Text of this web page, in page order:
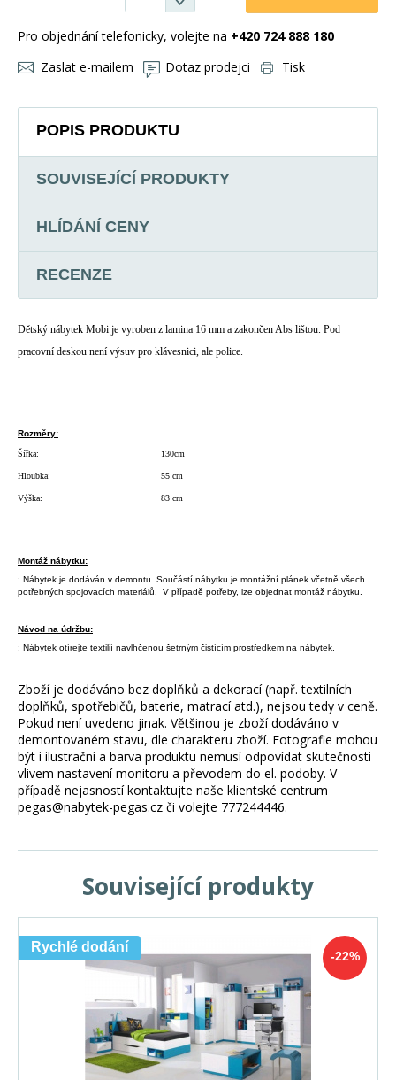
Pro objednání telefonicky, volejte na +420 724 888 180
Zaslat e-mailem
Dotaz prodejci Tisk
POPIS PRODUKTU
SOUVISEJÍCÍ PRODUKTY
HLÍDÁNÍ CENY
RECENZE
Dětský nábytek Mobi je vyroben z lamina 16 mm a zakončen Abs lištou. Pod
pracovní deskou není výsuv pro klávesnici, ale police.
Rozměry:
Šířka: 130cm
Hloubka: 55 cm
Výška: 83 cm
Montáž nábytku:
: Nábytek je dodáván v demontu. Součástí nábytku je montážní plánek včetně všech
potřebných spojovacích materiálů. V případě potřeby, lze objednat montáž nábytku.
Návod na údržbu:
: Nábytek otírejte textilií navlhčenou šetrným čistícím prostředkem na nábytek.
Zboží je dodáváno bez doplňků a dekorací (např. textilních
doplňků, spotřebičů, baterie, matrací atd.), nejsou tedy v ceně.
Pokud není uvedeno jinak. Většinou je zboží dodáváno v
demontovaném stavu, dle charakteru zboží. Fotografie mohou
být i ilustrační a barva produktu nemusí odpovídat skutečnosti
vlivem nastavení monitoru a převodem do el. podoby. V
případě nejasností kontaktujte naše klientské centrum
pegas@nabytek-pegas.cz či volejte 777244446.
Související produkty
-22%
Rychlé dodání